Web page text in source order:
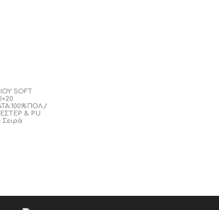
SOFT
& PU
Σειρά